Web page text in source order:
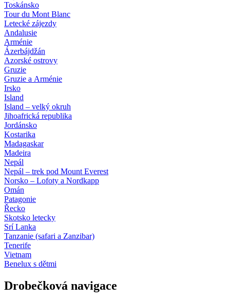
Toskánsko
Tour du Mont Blanc
Letecké zájezdy
Andalusie
Arménie
Ázerbájdžán
Azorské ostrovy
Gruzie
Gruzie a Arménie
Irsko
Island
Island – velký okruh
Jihoafrická republika
Jordánsko
Kostarika
Madagaskar
Madeira
Nepál
Nepál – trek pod Mount Everest
Norsko – Lofoty a Nordkapp
Omán
Patagonie
Řecko
Skotsko letecky
Srí Lanka
Tanzanie (safari a Zanzibar)
Tenerife
Vietnam
Benelux s dětmi
Drobečková navigace